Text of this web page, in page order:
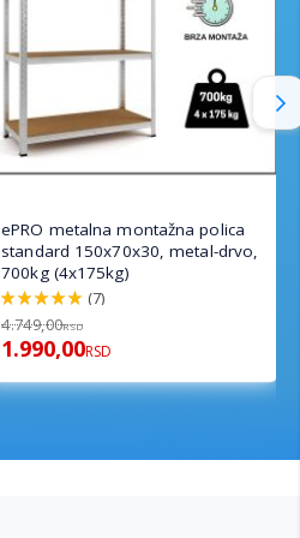
ePRO metalna montažna polica
standard 150x70x30, metal-drvo,
700kg (4x175kg)
100%
(7)
4.749,00RSD
1.990,00RSD